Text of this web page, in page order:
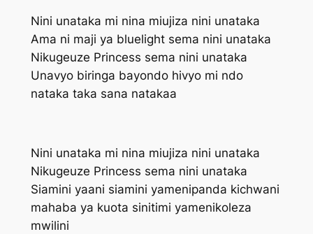
Nini unataka mi nina miujiza nini unataka
Ama ni maji ya bluelight sema nini unataka
Nikugeuze Princess sema nini unataka
Unavyo biringa bayondo hivyo mi ndo
nataka taka sana natakaa
Nini unataka mi nina miujiza nini unataka
Nikugeuze Princess sema nini unataka
Siamini yaani siamini yamenipanda kichwani
mahaba ya kuota sinitimi yamenikoleza
mwilini